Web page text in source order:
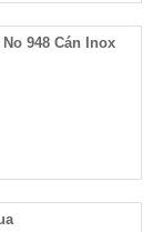
948 Cán Inox